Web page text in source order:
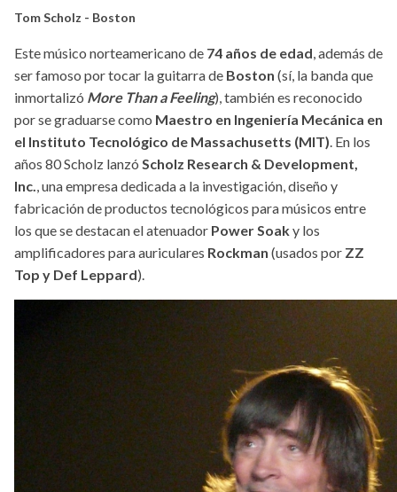
Tom Scholz - Boston
Este músico norteamericano de 74 años de edad, además de
ser famoso por tocar la guitarra de Boston (sí, la banda que
inmortalizó More Than a Feeling), también es reconocido
por se graduarse como Maestro en Ingeniería Mecánica en
el Instituto Tecnológico de Massachusetts (MIT). En los
años 80 Scholz lanzó Scholz Research & Development,
Inc., una empresa dedicada a la investigación, diseño y
fabricación de productos tecnológicos para músicos entre
los que se destacan el atenuador Power Soaky los
amplificadores para auriculares Rockman (usados por ZZ
Top y Def Leppard).